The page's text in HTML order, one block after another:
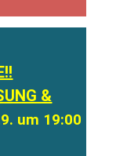
&
um 19:00